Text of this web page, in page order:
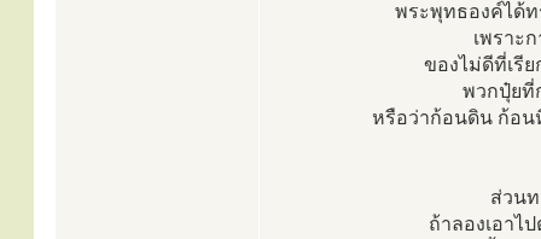
พระพุทธองค์ได้ท
เพราะ
ของไม่ดีที่เรี
พวกปุ๋ยที่
หรือว่าก้อนดิน ก้อน
ส่วน
ถ้าลองเอาไ